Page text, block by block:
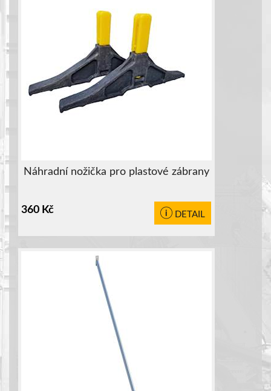
Náhradní nožička pro plastové zábrany
360 Kč DETAIL